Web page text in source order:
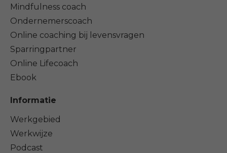
Mindfulness coach
Ondernemerscoach
Online coaching bij levensvragen
Sparringpartner
Online Lifecoach
Ebook
Informatie
Werkgebied
Werkwijze
Podcast